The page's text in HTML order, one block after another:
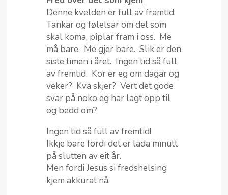
Denne kvelden er full av framtid.
Tankar og følelsar om det som
skal koma, piplar fram i oss. Me
må bare. Me gjer bare. Slik er den
siste timen i året. Ingen tid så full
av fremtid. Kor er eg om dagar og
veker? Kva skjer? Vert det gode
svar på noko eg har lagt opp til
og bedd om?
Ingen tid så full av fremtid!
Ikkje bare fordi det er lada minutt
på slutten av eit år.
Men fordi Jesus si fredshelsing
kjem akkurat nå.